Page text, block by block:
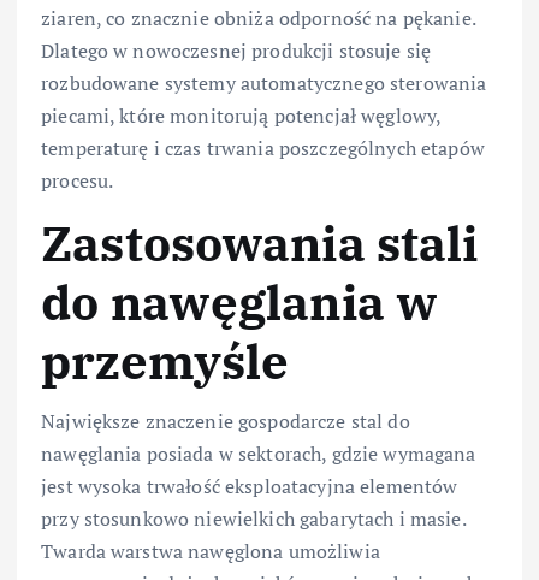
ziaren, co znacznie obniża odporność na pękanie.
Dlatego w nowoczesnej produkcji stosuje się
rozbudowane systemy automatycznego sterowania
piecami, które monitorują potencjał węglowy,
temperaturę i czas trwania poszczególnych etapów
procesu.
Zastosowania stali
do nawęglania w
przemyśle
Największe znaczenie gospodarcze stal do
nawęglania posiada w sektorach, gdzie wymagana
jest wysoka trwałość eksploatacyjna elementów
przy stosunkowo niewielkich gabarytach i masie.
Twarda warstwa nawęglona umożliwia